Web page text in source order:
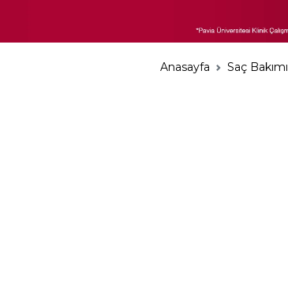
Anasayfa Saç Bakımı